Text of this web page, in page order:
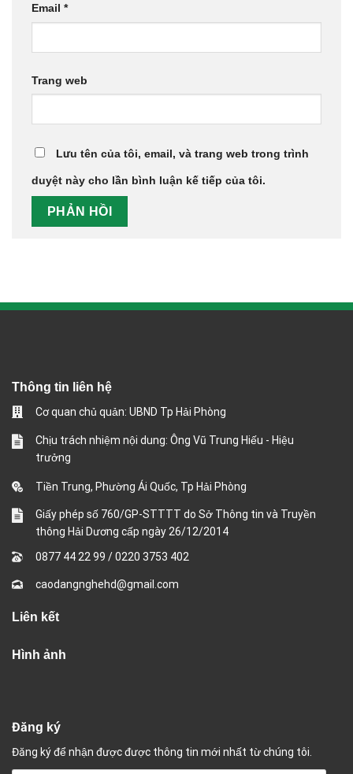
Email *
Trang web
Lưu tên của tôi, email, và trang web trong trình
duyệt này cho lần bình luận kế tiếp của tôi.
Thông tin liên hệ
Cơ quan chủ quản: UBND Tp Hải Phòng
Chịu trách nhiệm nội dung: Ông Vũ Trung Hiếu - Hiệu
trưởng
Tiền Trung, Phường Ái Quốc, Tp Hải Phòng
Giấy phép số 760/GP-STTTT do Sở Thông tin và Truyền
thông Hải Dương cấp ngày 26/12/2014
0877 44 22 99 /0220 3753 402
caodangnghehd@gmail.com
Liên kết
Hình ảnh
Đăng ký
Đăng ký để nhận được được thông tin mới nhất từ chúng tôi.